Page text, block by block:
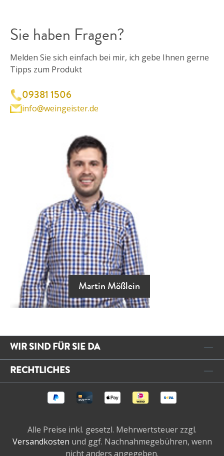
Sie haben Fragen?
Melden Sie sich einfach bei mir, ich gebe Ihnen gerne
Tipps zum Produkt
09381 1506
info@weingeister.de
Martin Mößlein
WIR SIND FÜR SIE DA
RECHTLICHES
Alle Preise inkl. gesetzl. Mehrwertsteuer zzgl.
Versandkosten und ggf. Nachnahmegebühren, wenn
nicht anders angegeben.